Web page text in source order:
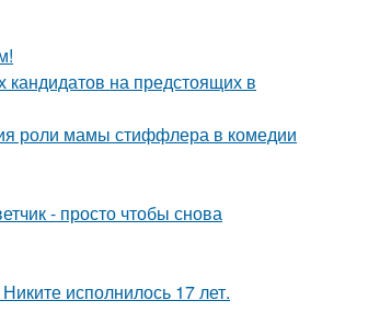
на предстоящих в
роли мамы стиффлера в комедии
- просто чтобы снова
исполнилось 17 лет.